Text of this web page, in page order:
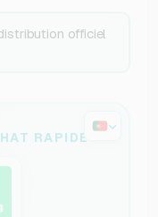
officiel
RAPIDE